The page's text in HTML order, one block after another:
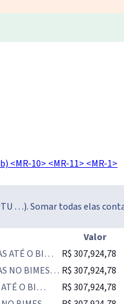
<MR-10><MR-11><MR-1>
…). Somar todas elas
Valor
ATÉ O BI…
R$ 307,924,78
NO BIMES… R$ 307,924,78
ATÉ O BI…
R$ 307,924,78